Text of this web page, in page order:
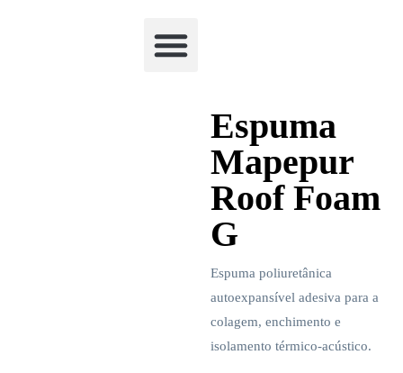
Espuma
Mapepur
Roof Foam
G
Espuma poliuretânica
autoexpansível adesiva para a
colagem, enchimento e
isolamento térmico-acústico.